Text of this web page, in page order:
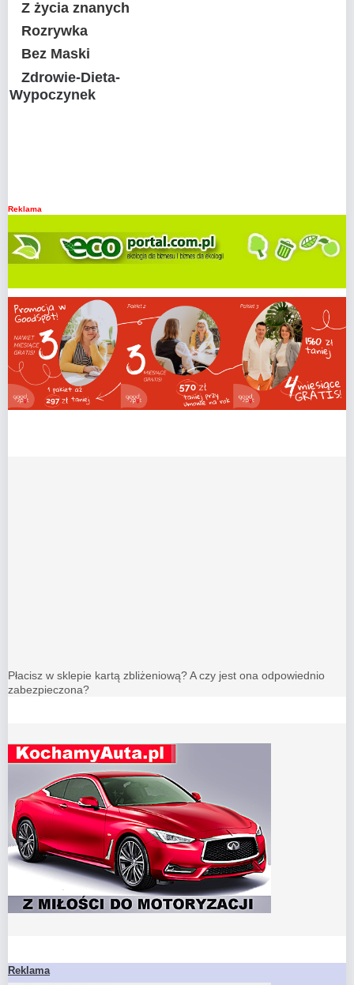
Z życia znanych
Rozrywka
Bez Maski
Zdrowie-Dieta-
Wypoczynek
Reklama
Płacisz w sklepie kartą zbliżeniową? A czy jest ona odpowiednio
zabezpieczona?
Reklama